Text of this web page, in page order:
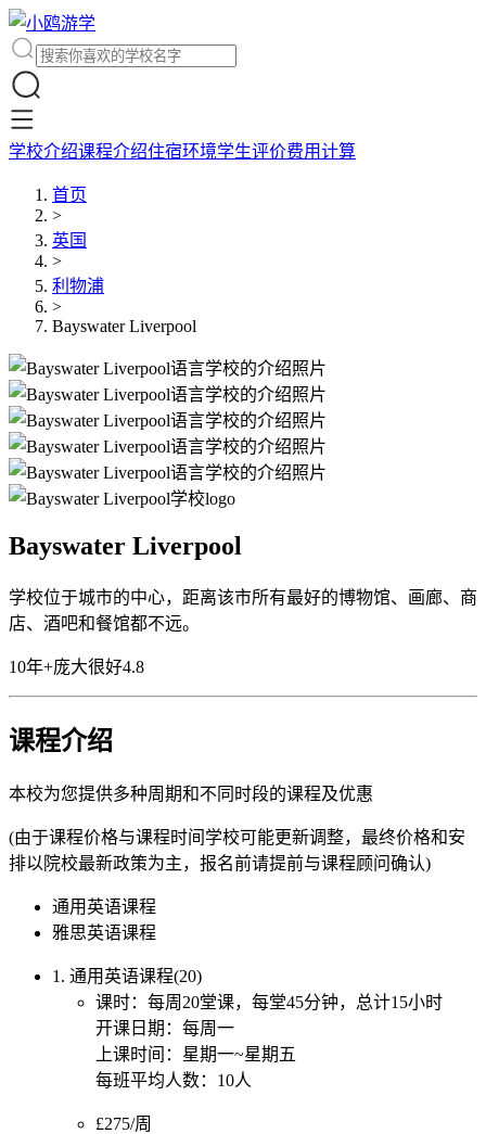
学校介绍课程介绍住宿环境学生评价费用计算
首页
>
英国
>
利物浦
>
Bayswater Liverpool
Bayswater Liverpool
学校位于城市的中心，距离该市所有最好的博物馆、画廊、商
店、酒吧和餐馆都不远。
10年+庞大很好4.8
课程介绍
本校为您提供多种周期和不同时段的课程及优惠
(由于课程价格与课程时间学校可能更新调整，最终价格和安
排以院校最新政策为主，报名前请提前与课程顾问确认)
通用英语课程
雅思英语课程
1. 通用英语课程(20)
课时：每周20堂课，每堂45分钟，总计15小时
开课日期：每周一
上课时间：星期一~星期五
每班平均人数：10人
£275/周